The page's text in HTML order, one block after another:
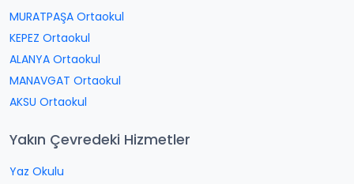
MURATPAŞA Ortaokul
KEPEZ Ortaokul
ALANYA Ortaokul
MANAVGAT Ortaokul
AKSU Ortaokul
Yakın Çevredeki Hizmetler
Yaz Okulu